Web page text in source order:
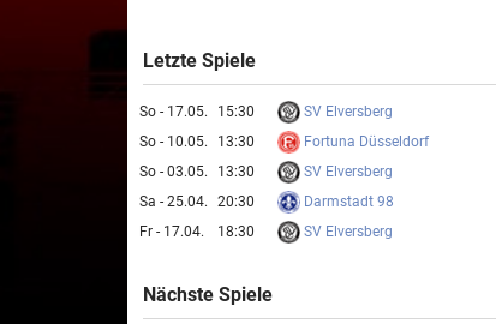
Letzte Spiele
So - 17.05. 15:30 SV Elversberg
So - 10.05.
13:30 Fortuna Düsseldorf
So - 03.05.
13:30 SV Elversberg
Sa - 25.04.
20:30 Darmstadt 98
Fr - 17.04.
18:30 SV Elversberg
Nächste Spiele